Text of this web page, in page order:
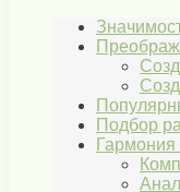
Подбор